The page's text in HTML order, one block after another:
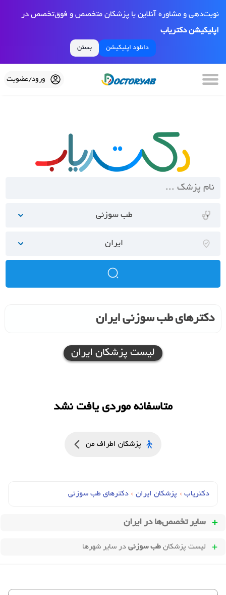
نوبت‌دهی و مشاوره آنلاین با پزشکان متخصص و فوق‌تخصص در
اپلیکیشن دکتریاب
دانلود اپلیکیشن بستن
ورود/عضویت
طب سوزنی
ایران
دکترهای طب سوزنی ایران
لیست پزشکان ایران
متاسفانه موردی یافت نشد
پزشکان اطراف من
دکتریاب › پزشکان ایران › دکترهای طب سوزني
سایر تخصص‌ها در ایران
لیست پزشکان طب سوزنی در سایر شهرها